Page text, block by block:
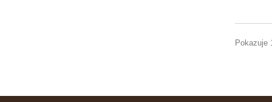
Pokazuje